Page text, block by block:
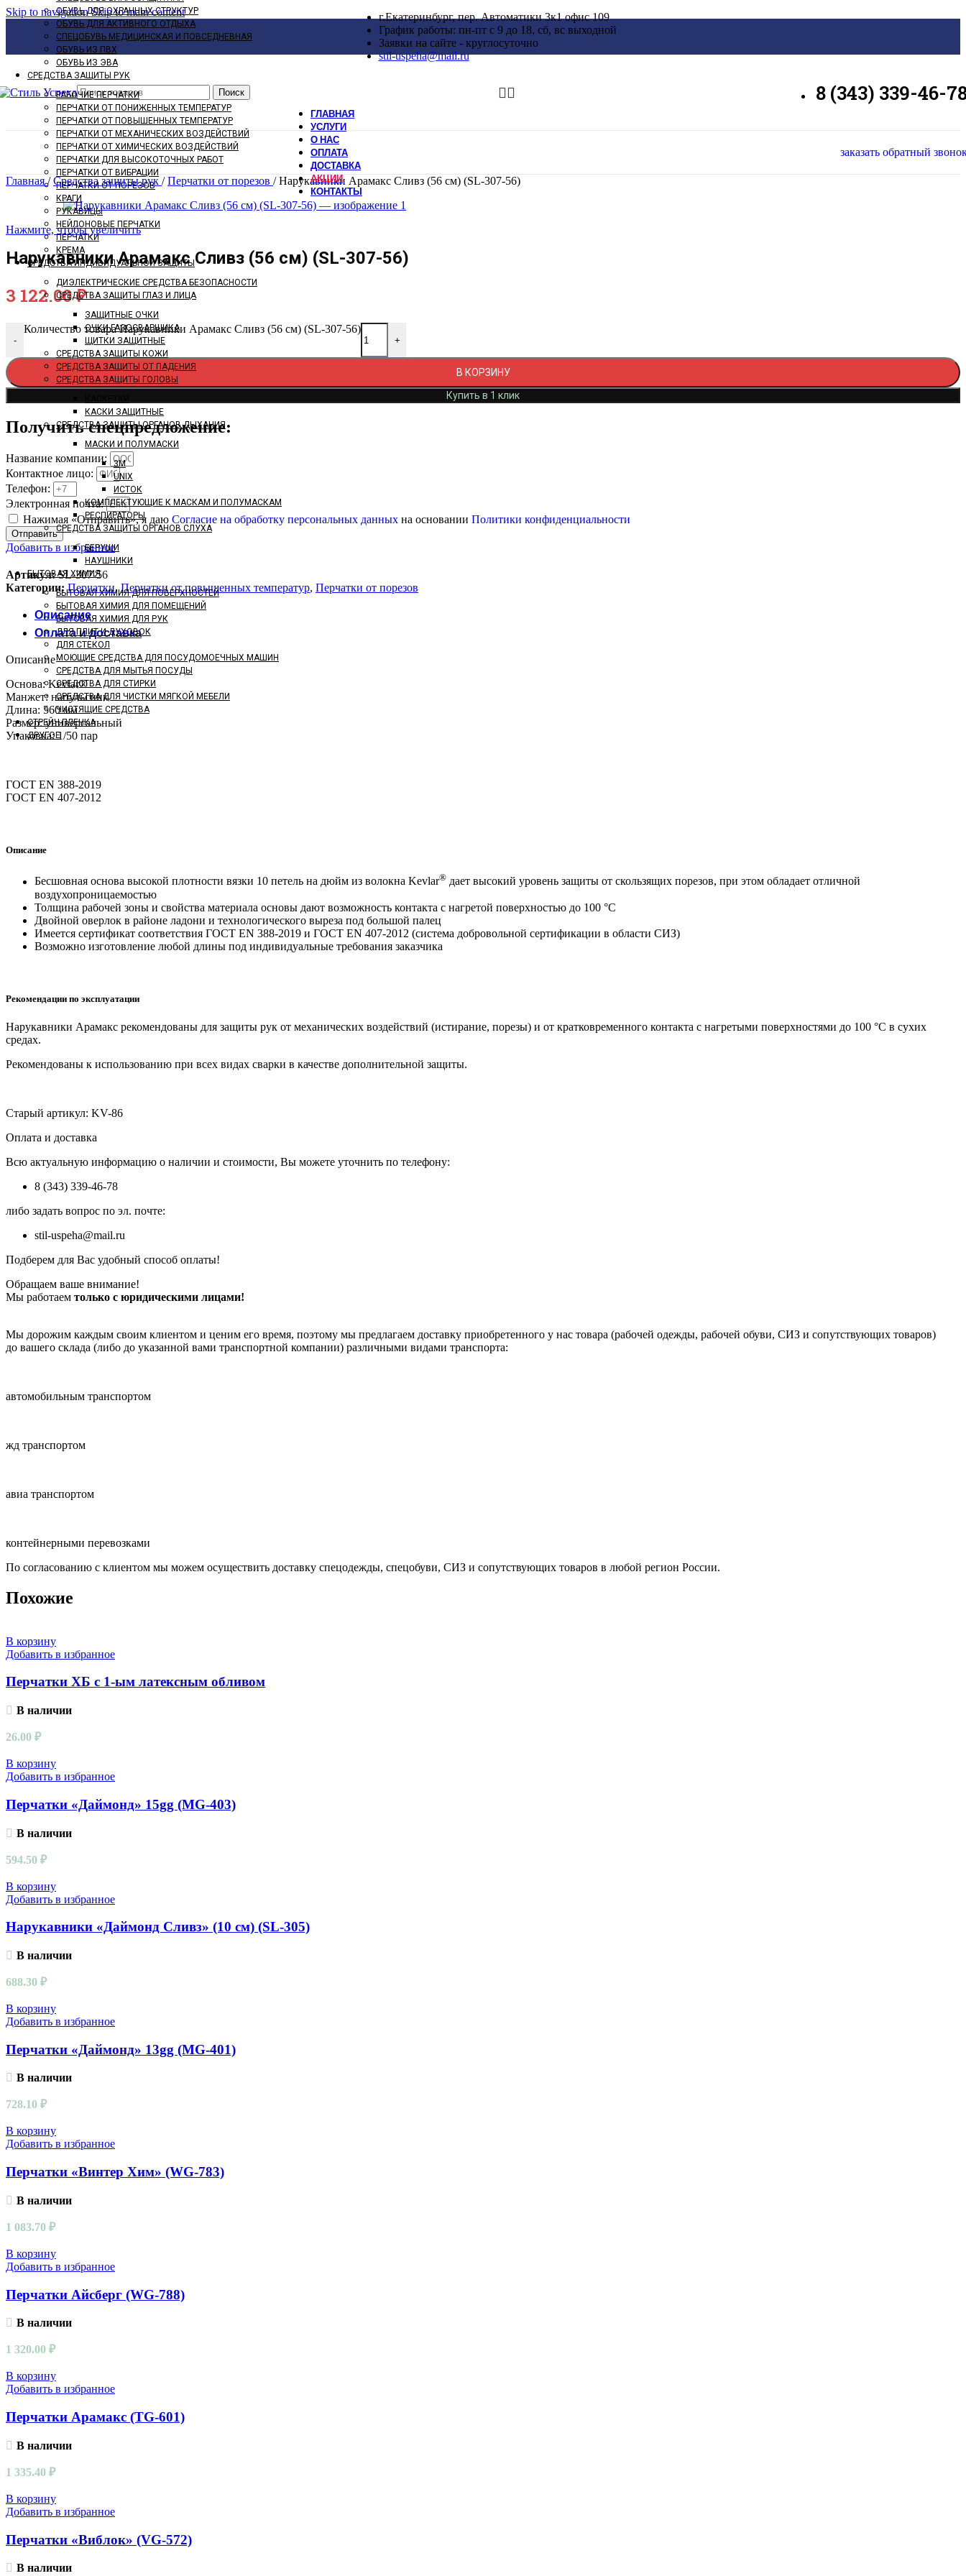
Skip to navigationSkip to main content
г.Екатеринбург, пер. Автоматики 3к1 офис 109
График работы: пн-пт с 9 до 18, сб, вс выходной
Заявки на сайте - круглосуточно
stil-uspeha@mail.ru
Поиск 8 (343) 339-46-
ОБУВЬ ДЛЯ ОХРАННЫХ СТРУКТУР
ОБУВЬ ДЛЯ АКТИВНОГО ОТДЫХА
СПЕЦОБУВЬ МЕДИЦИНСКАЯ И ПОВСЕДНЕВНАЯ
ОБУВЬ ИЗ ПВХ
ОБУВЬ ИЗ ЭВА
СРЕДСТВА ЗАЩИТЫ РУК
РАБОЧИЕ ПЕРЧАТКИ
ПЕРЧАТКИ ОТ ПОНИЖЕННЫХ ТЕМПЕРАТУР
ПЕРЧАТКИ ОТ ПОВЫШЕННЫХ ТЕМПЕРАТУР
ПЕРЧАТКИ ОТ МЕХАНИЧЕСКИХ ВОЗДЕЙСТВИЙ
ПЕРЧАТКИ ОТ ХИМИЧЕСКИХ ВОЗДЕЙСТВИЙ
ПЕРЧАТКИ ДЛЯ ВЫСОКОТОЧНЫХ РАБОТ
ПЕРЧАТКИ ОТ ВИБРАЦИИ
ПЕРЧАТКИ ОТ ПОРЕЗОВ
КРАГИ
РУКАВИЦЫ
НЕЙЛОНОВЫЕ ПЕРЧАТКИ
ПЕРЧАТКИ
КРЕМА
СРЕДСТВА ИНДИВИДУАЛЬНОЙ ЗАЩИТЫ
ДИЭЛЕКТРИЧЕСКИЕ СРЕДСТВА БЕЗОПАСНОСТИ
СРЕДСТВА ЗАЩИТЫ ГЛАЗ И ЛИЦА
ЗАЩИТНЫЕ ОЧКИ
ОЧКИ ГАЗОСВАРЩИКА
ЩИТКИ ЗАЩИТНЫЕ
СРЕДСТВА ЗАЩИТЫ КОЖИ
СРЕДСТВА ЗАЩИТЫ ОТ ПАДЕНИЯ
СРЕДСТВА ЗАЩИТЫ ГОЛОВЫ
КАСКИ ЗАЩИТНЫЕ
СРЕДСТВА ЗАЩИТЫ ОРГАНОВ ДЫХАНИЯ
МАСКИ И ПОЛУМАСКИ
3M
UNIX
ИСТОК
КОМПЛЕКТУЮЩИЕ К МАСКАМ И ПОЛУМАСКАМ
РЕСПИРАТОРЫ
СРЕДСТВА ЗАЩИТЫ ОРГАНОВ СЛУХА
БЕРУШИ
НАУШНИКИ
БЫТОВАЯ ХИМИЯ
БЫТОВАЯ ХИМИЯ ДЛЯ ПОВЕРХНОСТЕЙ
БЫТОВАЯ ХИМИЯ ДЛЯ ПОМЕЩЕНИЙ
БЫТОВАЯ ХИМИЯ ДЛЯ РУК
ДЛЯ ПЛИТ И ДУХОВОК
ДЛЯ СТЕКОЛ
МОЮЩИЕ СРЕДСТВА ДЛЯ ПОСУДОМОЕЧНЫХ МАШИН
СРЕДСТВА ДЛЯ МЫТЬЯ ПОСУДЫ
СРЕДСТВА ДЛЯ СТИРКИ
СРЕДСТВА ДЛЯ ЧИСТКИ МЯГКОЙ МЕБЕЛИ
ЧИСТЯЩИЕ СРЕДСТВА
СТРЕЙЧ-ПЛЕНКА
ДРУГОЕ
ГЛАВНАЯ
УСЛУГИ
О НАС
ОПЛАТА
ДОСТАВКА
АКЦИИ
КОНТАКТЫ
заказать обратный
Главная/ Средства защиты рук / Перчатки от порезов / Нарукавники Арамакс Сливз (56 см) (SL-307-56)
Нажмите, чтобы увеличить
Нарукавники Арамакс Сливз (56 см) (SL-307-56)
3 122.00₽
-
Количество товара Нарукавники Арамакс Сливз (56 см) (SL-307-56)
+
В КОРЗИНУ
Купить в 1 клик
Получить спецпредложение:
Название компании:
Контактное лицо:
Телефон:
Электронная почта:
Нажимая «Отправить», я даю Согласие на обработку персональных данных на основании Политики конфиденциальности
Отправить
Добавить в избранное
Артикул:SL-307-56
Категории: Перчатки, Перчатки от повышенных температур, Перчатки от порезов
Описание
Оплата и доставка
Описание
Основа: Kevlar®
Манжет: напульсник
Длина: 560 мм
Размер: универсальный
Упаковка: 1/50 пар
ГОСТ ЕN 388-2019
ГОСТ ЕN 407-2012
Описание
Бесшовная основа высокой плотности вязки 10 петель на дюйм из волокна Kevlar® дает высокий уровень защиты от скользящих порезов, при этом обладает отличной
воздухопроницаемостью
Толщина рабочей зоны и свойства материала основы дают возможность контакта с нагретой поверхностью до 100 °С
Двойной оверлок в районе ладони и технологического выреза под большой палец
Имеется сертификат соответствия ГОСТ EN 388-2019 и ГОСТ EN 407-2012 (система добровольной сертификации в области СИЗ)
Возможно изготовление любой длины под индивидуальные требования заказчика
Рекомендации по эксплуатации
Нарукавники Арамакс рекомендованы для защиты рук от механических воздействий (истирание, порезы) и от кратковременного контакта с нагретыми поверхностями до 100 °С в сухих
средах.
Рекомендованы к использованию при всех видах сварки в качестве дополнительной защиты.
Старый артикул: KV-86
Оплата и доставка
Всю актуальную информацию о наличии и стоимости, Вы можете уточнить по телефону:
8 (343) 339-46-78
либо задать вопрос по эл. почте:
stil-uspeha@mail.ru
Подберем для Вас удобный способ оплаты!
Обращаем ваше внимание!
Мы работаем только с юридическими лицами!
Мы дорожим каждым своим клиентом и ценим его время, поэтому мы предлагаем доставку приобретенного у нас товара (рабочей одежды, рабочей обуви, СИЗ и сопутствующих товаров)
до вашего склада (либо до указанной вами транспортной компании) различными видами транспорта:
автомобильным транспортом
жд транспортом
авиа транспортом
контейнерными перевозками
По согласованию с клиентом мы можем осуществить доставку спецодежды, спецобуви, СИЗ и сопутствующих товаров в любой регион России.
Похожие
В корзину
Добавить в избранное
Перчатки ХБ с 1-ым латексным обливом
В наличии
26.00 ₽
В корзину
Добавить в избранное
Перчатки «Даймонд» 15gg (MG-403)
В наличии
594.50 ₽
В корзину
Добавить в избранное
Нарукавники «Даймонд Сливз» (10 см) (SL-305)
В наличии
688.30 ₽
В корзину
Добавить в избранное
Перчатки «Даймонд» 13gg (MG-401)
В наличии
728.10 ₽
В корзину
Добавить в избранное
Перчатки «Винтер Хим» (WG-783)
В наличии
1 083.70 ₽
В корзину
Добавить в избранное
Перчатки Айсберг (WG-788)
В наличии
1 320.00 ₽
В корзину
Добавить в избранное
Перчатки Арамакс (TG-601)
В наличии
1 335.40 ₽
В корзину
Добавить в избранное
Перчатки «Виблок» (VG-572)
В наличии